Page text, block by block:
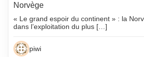
Norvège
« Le grand espoir du continent » : la
dans l’exploitation du plus […]
piwi